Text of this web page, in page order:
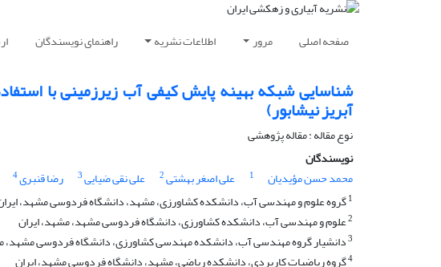
صفحه اصلی مرور اطلاعات نشریه راهنمای نویسندگان
شناسایی شبکه بهینه پایش کیفی آب زیرزمینی با
آبریز نیشابور)
نوع مقاله : مقاله پژوهشی
نویسندگان
محمد حسن مؤیدیان
1 علی اصغر بهشتی2 علی نقی ضیایی3 رضا قنبری4
1گروه علوم و مهندسی آب، دانشکده کشاورزی، مشهد، دانشگاه فردوسی مشهد،
2علوم و مهندسی آب، دانشکده کشاورزی، دانشگاه فردوسی مشهد، مشهد، ایران
3دانشیار گروه مهندسی آب، دانشکده مهندسی کشاورزی، دانشگاه فردوسی مشهد،
4گروه ریاضیات کاربردی، دانشکده ریاضی، مشهد، دانشگاه فردوسی مشهد، ایران